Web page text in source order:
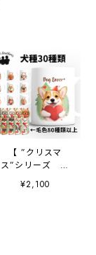
【 ”クリスマ
ス”シリーズ 犬
種選べる マグカッ
プ 】 お家用
¥2,100